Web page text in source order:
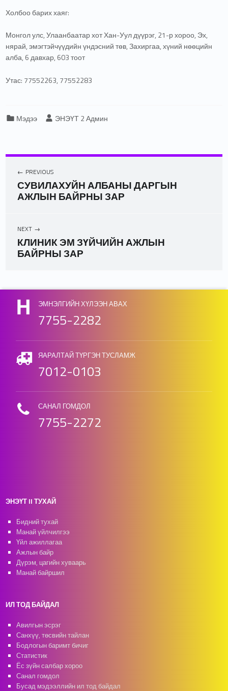
Холбоо барих хаяг:
Монгол улс, Улаанбаатар хот Хан-Уул дүүрэг, 21-р хороо, Эх,
нярай, эмэгтэйчүүдийн үндэсний төв, Захиргаа, хүний нөөцийн
алба, 6 давхар, 603 тоот
Утас: 77552263, 77552283
Categorized in:
Мэдээ Written by:
ЭНЭҮТ 2 Админ
PREVIOUS
СУВИЛАХУЙН АЛБАНЫ ДАРГЫН
АЖЛЫН БАЙРНЫ ЗАР
NEXT
КЛИНИК ЭМ ЗҮЙЧИЙН АЖЛЫН
БАЙРНЫ ЗАР
ЭМНЭЛГИЙН ХҮЛЭЭН АВАХ
7755-2282
ЯАРАЛТАЙ ТҮРГЭН ТУСЛАМЖ
7012-0103
САНАЛ ГОМДОЛ
7755-2272
ЭНЭҮТ II ТУХАЙ
Бидний тухай
Манай үйлчилгээ
Үйл ажиллагаа
Ажлын байр
Дүрэм, цагийн хуваарь
Манай байршил
ИЛ ТОД БАЙДАЛ
Авилгын эсрэг
Санхүү, төсвийн тайлан
Бодлогын баримт бичиг
Статистик
Ёс зүйн салбар хороо
Санал гомдол
Бусад мэдээллийн ил тод байдал